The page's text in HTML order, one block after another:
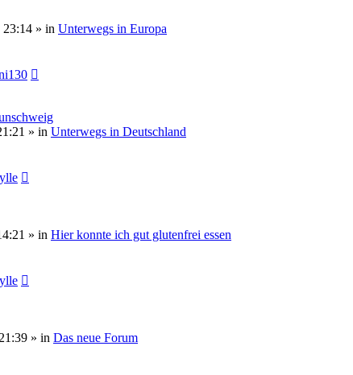
23:14 » in Unterwegs in Europa
» in Unterwegs in Deutschland
» in Hier konnte ich gut glutenfrei essen
» in Das neue Forum